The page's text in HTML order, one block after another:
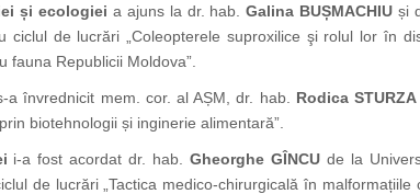
și ecologiei a ajuns la dr. hab.Galina BUȘMACHIU și
de lucrări „Coleopterele suproxilice şi rolul lor în
Republicii Moldova”.
a învrednicit mem. cor. al AȘM, dr. hab. Rodica STURZA
biotehnologii și inginerie alimentară”.
i-a fost acordat dr. hab. Gheorghe GÎNCUde la
de lucrări „Tactica medico-chirurgicală în